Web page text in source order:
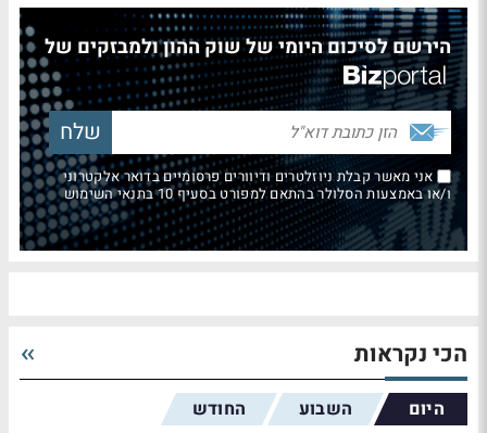
הירשם לסיכום היומי של שוק ההון ולמבזקים של
אני מאשר קבלת ניוזלטרים ודיוורים פרסומיים בדואר אלקטרוני
ו/או באמצעות הסלולר בהתאם למפורט בסעיף 10 בתנאי השימוש
הכי נקראות
היום השבוע החודש